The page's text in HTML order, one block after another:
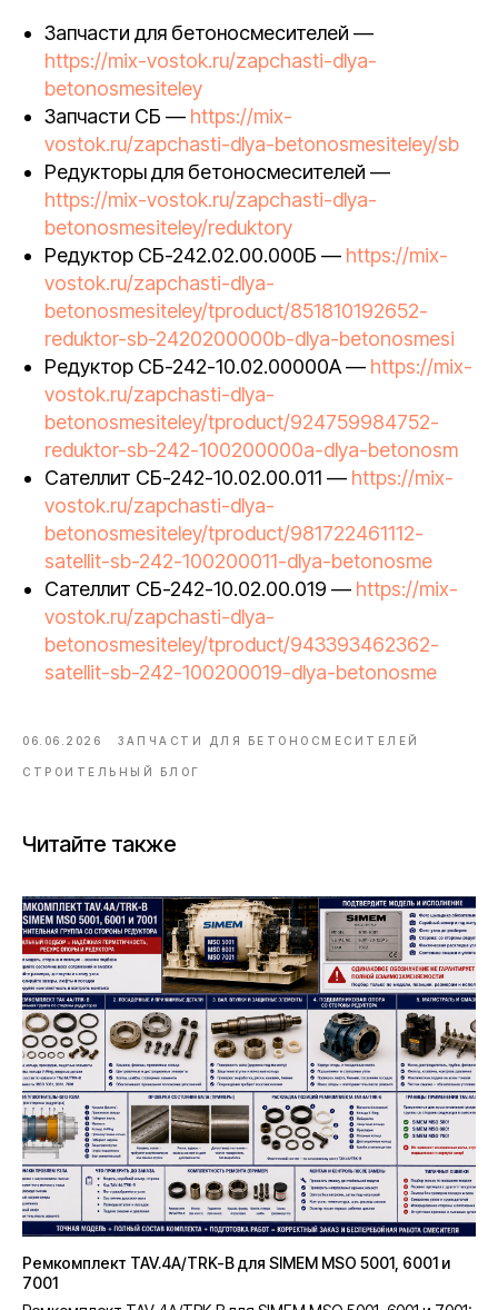
Запчасти для бетоносмесителей —
https://mix-vostok.ru/zapchasti-dlya-
betonosmesiteley
Запчасти СБ — https://mix-
vostok.ru/zapchasti-dlya-betonosmesiteley/sb
Редукторы для бетоносмесителей —
https://mix-vostok.ru/zapchasti-dlya-
betonosmesiteley/reduktory
Редуктор СБ-242.02.00.000Б — https://mix-
vostok.ru/zapchasti-dlya-
betonosmesiteley/tproduct/851810192652-
reduktor-sb-2420200000b-dlya-betonosmesi
Редуктор СБ-242-10.02.00000А — https://mix-
vostok.ru/zapchasti-dlya-
betonosmesiteley/tproduct/924759984752-
reduktor-sb-242-100200000a-dlya-betonosm
Сателлит СБ-242-10.02.00.011 — https://mix-
vostok.ru/zapchasti-dlya-
betonosmesiteley/tproduct/981722461112-
satellit-sb-242-100200011-dlya-betonosme
Сателлит СБ-242-10.02.00.019 — https://mix-
vostok.ru/zapchasti-dlya-
betonosmesiteley/tproduct/943393462362-
satellit-sb-242-100200019-dlya-betonosme
06.06.2026 ЗАПЧАСТИ ДЛЯ БЕТОНОСМЕСИТЕЛЕЙ
СТРОИТЕЛЬНЫЙ БЛОГ
Читайте также
Ремкомплект TAV.4A/TRK-B для SIMEM MSO 5001, 6001 и
7001